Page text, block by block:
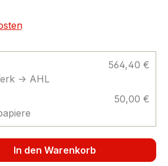
-> AHL
564,40 €
50,00 €
gewünschten Wert
In den Warenkorb